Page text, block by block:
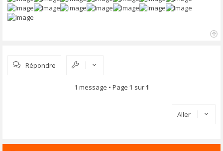
Répondre
1 message • Page 1 sur1
Aller